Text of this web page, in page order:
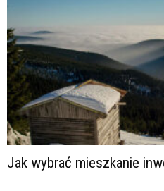
Jak wybrać mieszkanie